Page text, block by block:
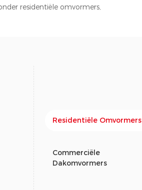
residentiële omvormers,
Residentiële Omvormers
Commerciële
Dakomvormers